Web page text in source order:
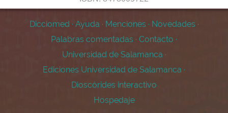
Dicciomed · Ayuda · Menciones · Novedades ·
Palabras comentadas · Contacto ·
Universidad de Salamanca ·
Ediciones Universidad de Salamanca ·
Dioscórides interactivo
Hospedaje